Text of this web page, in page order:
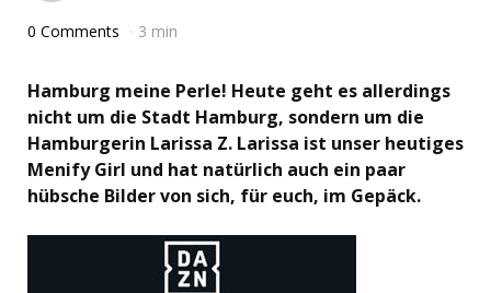
0 Comments 3 min
Hamburg meine Perle! Heute geht es allerdings
nicht um die Stadt Hamburg, sondern um die
Hamburgerin Larissa Z. Larissa ist unser heutiges
Menify Girl und hat natürlich auch ein paar
hübsche Bilder von sich, für euch, im Gepäck.